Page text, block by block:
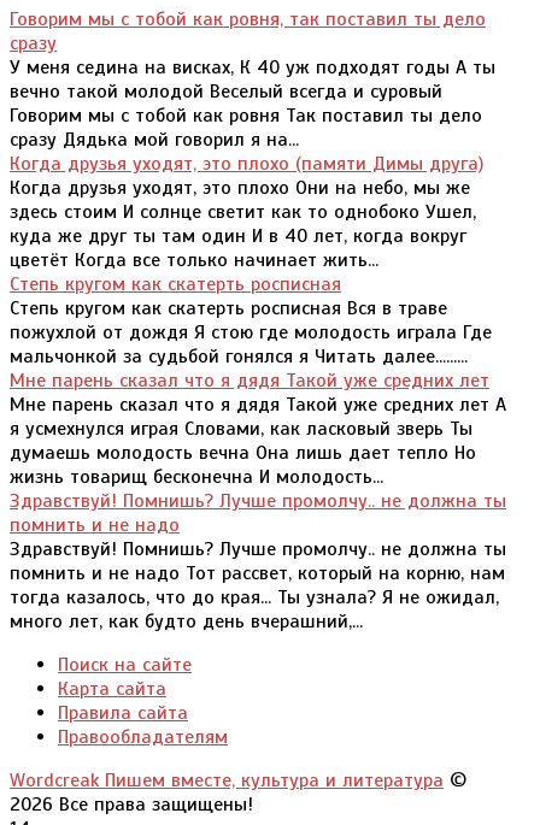
Говорим мы с тобой как ровня, так поставил ты дело
сразу
У меня седина на висках, К 40 уж подходят годы А ты
вечно такой молодой Веселый всегда и суровый
Говорим мы с тобой как ровня Так поставил ты дело
сразу Дядька мой говорил я на...
Когда друзья уходят, это плохо (памяти Димы друга)
Когда друзья уходят, это плохо Они на небо, мы же
здесь стоим И солнце светит как то однобоко Ушел,
куда же друг ты там один И в 40 лет, когда вокруг
цветёт Когда все только начинает жить...
Степь кругом как скатерть росписная
Степь кругом как скатерть росписная Вся в траве
пожухлой от дождя Я стою где молодость играла Где
мальчонкой за судьбой гонялся я Читать далее.........
Мне парень сказал что я дядя Такой уже средних лет
Мне парень сказал что я дядя Такой уже средних лет А
я усмехнулся играя Словами, как ласковый зверь Ты
думаешь молодость вечна Она лишь дает тепло Но
жизнь товарищ бесконечна И молодость...
Здравствуй! Помнишь? Лучше промолчу.. не должна ты
помнить и не надо
Здравствуй! Помнишь? Лучше промолчу.. не должна ты
помнить и не надо Тот рассвет, который на корню, нам
тогда казалось, что до края... Ты узнала? Я не ожидал,
много лет, как будто день вчерашний,...
Поиск на сайте
Карта сайта
Правила сайта
Правообладателям
Wordcreak Пишем вместе, культура и литература ©
2026 Все права защищены!